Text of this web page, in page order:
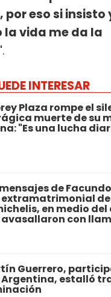
por eso si insisto
la vida me da la
.
INTERESAR
Plaza rompe el
muerte de su
"Es una lucha
de
extramatrimonial
en medio
avasallaron con
Guerrero,
Argentina, estalló